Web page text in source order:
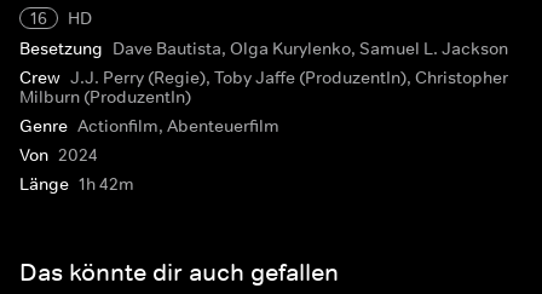
16
HD
Besetzung Dave Bautista, Olga Kurylenko, Samuel L. Jackson
Crew J.J. Perry (Regie), Toby Jaffe (ProduzentIn), Christopher
Milburn (ProduzentIn)
Genre Actionfilm, Abenteuerfilm
Von 2024
Länge 1h 42m
Das könnte dir auch gefallen